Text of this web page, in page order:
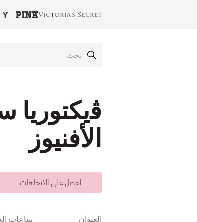
ﭬيكتوريا
الأفنيوز
احصل على الاتجاهات
العنوان ساعات